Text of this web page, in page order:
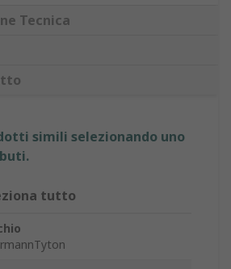
Tecnica
simili selezionando uno
tutto